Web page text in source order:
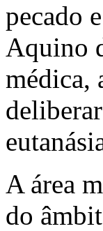
pecado
Aquino
médica,
A área
do